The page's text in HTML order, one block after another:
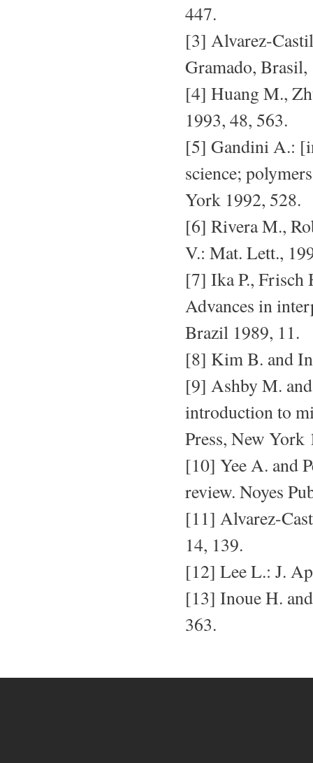
447.
[3] Alvarez-
Gramado, Brasil,
[4] Huang M.,
1993, 48, 563.
[5] Gandini A.:
science;
York 1992, 528.
[6] Rivera M.,
V.: Mat. Lett.,
[7] Ika P.,
Advances in
Brazil 1989, 11.
[8] Kim B. and
[9] Ashby M.
introduction to
Press, New York
[10] Yee A. and
review. Noyes
[11] Alvarez-
14, 139.
[12] Lee L.: J.
[13] Inoue H.
363.